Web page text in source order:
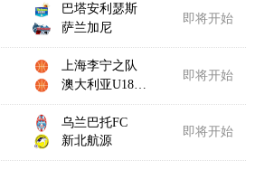
巴塔安利瑟斯
萨兰加尼
即将开始
上海李宁之队
澳大利亚U18选拔队
即将开始
乌兰巴托FC
新北航源
即将开始